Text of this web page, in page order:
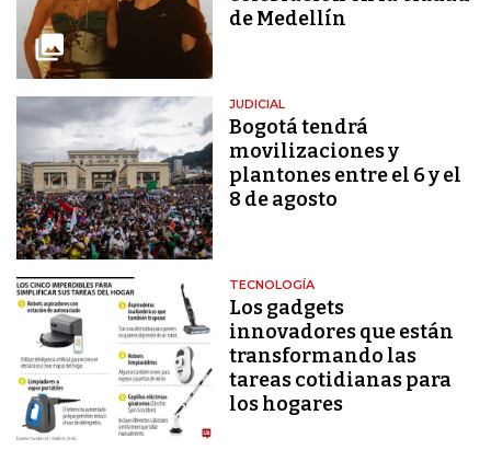
de Medellín
JUDICIAL
Bogotá tendrá
movilizaciones y
plantones entre el 6 y el
8 de agosto
TECNOLOGÍA
Los gadgets
innovadores que están
transformando las
tareas cotidianas para
los hogares